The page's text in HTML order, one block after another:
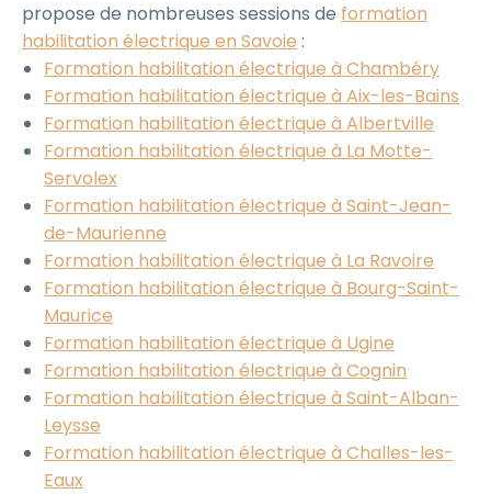
propose de nombreuses sessions de formation
habilitation électrique en Savoie :
Formation habilitation électrique à Chambéry
Formation habilitation électrique à Aix-les-Bains
Formation habilitation électrique à Albertville
Formation habilitation électrique à La Motte-
Servolex
Formation habilitation électrique à Saint-Jean-
de-Maurienne
Formation habilitation électrique à La Ravoire
Formation habilitation électrique à Bourg-Saint-
Maurice
Formation habilitation électrique à Ugine
Formation habilitation électrique à Cognin
Formation habilitation électrique à Saint-Alban-
Leysse
Formation habilitation électrique à Challes-les-
Eaux